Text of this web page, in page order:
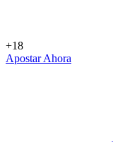
+18
Apostar Ahora